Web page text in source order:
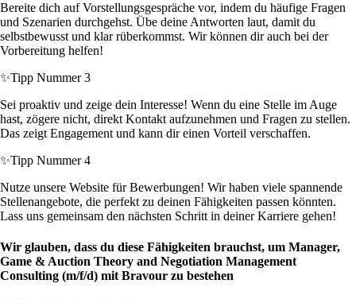
Bereite dich auf Vorstellungsgespräche vor, indem du häufige Fragen
und Szenarien durchgehst. Übe deine Antworten laut, damit du
selbstbewusst und klar rüberkommst. Wir können dir auch bei der
Vorbereitung helfen!
✨Tipp Nummer 3
Sei proaktiv und zeige dein Interesse! Wenn du eine Stelle im Auge
hast, zögere nicht, direkt Kontakt aufzunehmen und Fragen zu stellen.
Das zeigt Engagement und kann dir einen Vorteil verschaffen.
✨Tipp Nummer 4
Nutze unsere Website für Bewerbungen! Wir haben viele spannende
Stellenangebote, die perfekt zu deinen Fähigkeiten passen könnten.
Lass uns gemeinsam den nächsten Schritt in deiner Karriere gehen!
Wir glauben, dass du diese Fähigkeiten brauchst, um Manager,
Game & Auction Theory and Negotiation Management
Consulting (m/f/d) mit Bravour zu bestehen